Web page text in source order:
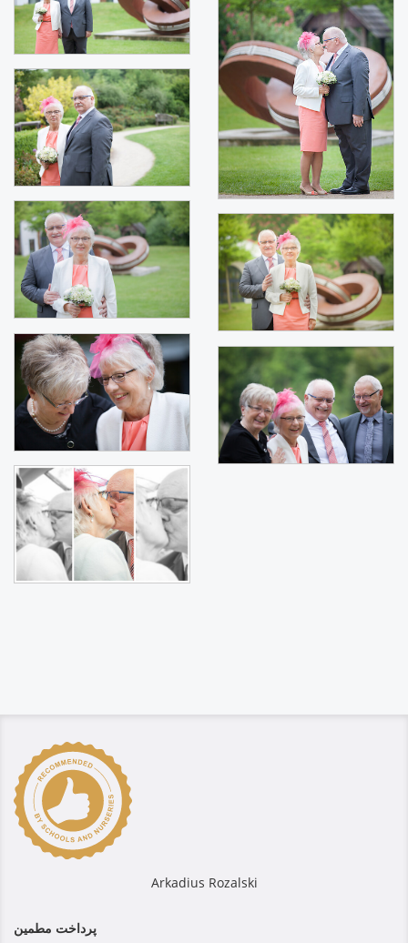
Arkadius Rozalski
پرداخت مطمین